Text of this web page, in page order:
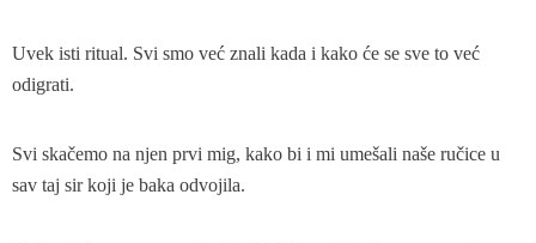
Uvek isti ritual. Svi smo već znali kada i kako će se sve to već
odigrati.
Svi skačemo na njen prvi mig, kako bi i mi umešali naše ručice u
sav taj sir koji je baka odvojila.